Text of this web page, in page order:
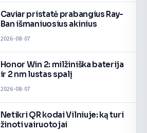
Caviar pristatė prabangius Ray-
Ban išmaniuosius akinius
2026-08-07
Honor Win 2: milžiniška baterija
ir 2 nm lustas spalį
2026-08-07
Netikri QR kodai Vilniuje: ką turi
žinoti vairuotojai